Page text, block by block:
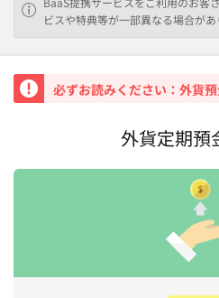
ビスや特典等が一部異なる場合があ
重要
必ずお読みください：外貨
外貨定期預